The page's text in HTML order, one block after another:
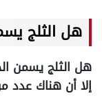
هل الثلج
هل الثلج يسمن
إلا أن هناك عدد